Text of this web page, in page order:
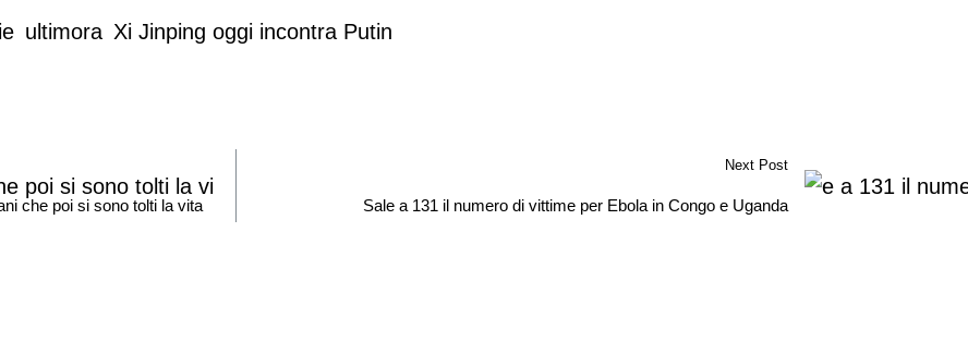
ultimora Xi Jinping oggi incontra Putin
che poi si sono tolti la vita
Next Post
Sale a 131 il numero di vittime per Ebola in Congo e Uganda